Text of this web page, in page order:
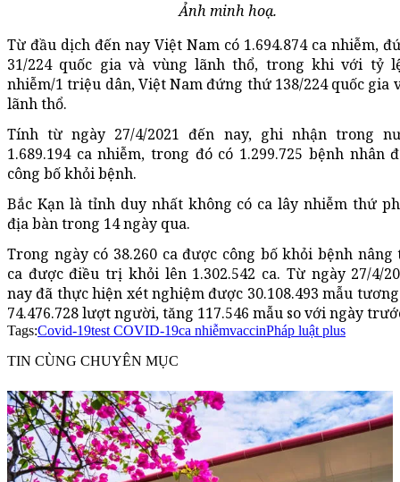
Ảnh minh hoạ.
Từ đầu dịch đến nay Việt Nam có 1.694.874 ca nhiễm,
31/224 quốc gia và vùng lãnh thổ, trong khi với tỷ
nhiễm/1 triệu dân, Việt Nam đứng thứ 138/224 quốc gia
lãnh thổ.
Tính từ ngày 27/4/2021 đến nay, ghi nhận trong
1.689.194 ca nhiễm, trong đó có 1.299.725 bệnh nhân
công bố khỏi bệnh.
Bắc Kạn là tỉnh duy nhất không có ca lây nhiễm thứ
địa bàn trong 14 ngày qua.
Trong ngày có 38.260 ca được công bố khỏi bệnh nâng
ca được điều trị khỏi lên 1.302.542 ca. Từ ngày 27/4/
nay đã thực hiện xét nghiệm được 30.108.493 mẫu
74.476.728 lượt người, tăng 117.546 mẫu so với ngày
Tags:Covid-19test COVID-19ca nhiễmvaccinPháp luật plus
TIN CÙNG CHUYÊN MỤC